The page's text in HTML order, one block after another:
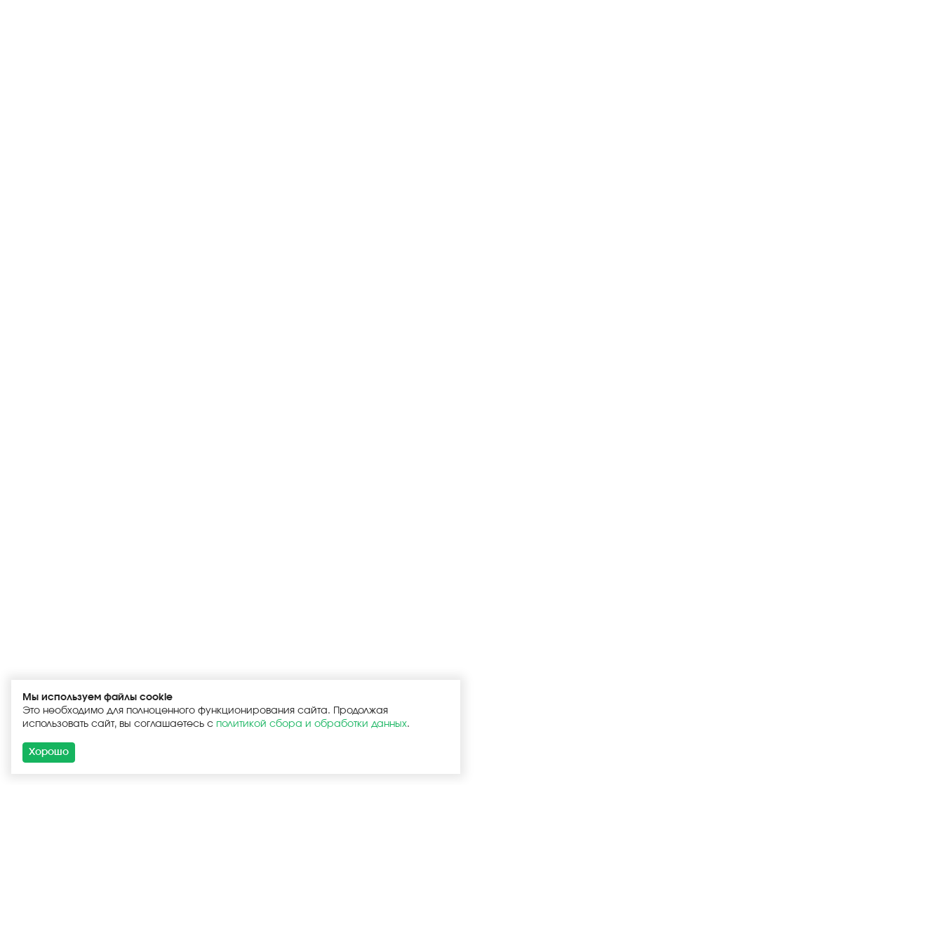
Мы используем файлы cookie
Это необходимо для полноценного функционирования сайта. Продолжая
использовать сайт, вы соглашаетесь с политикой сбора и обработки данных.
Хорошо